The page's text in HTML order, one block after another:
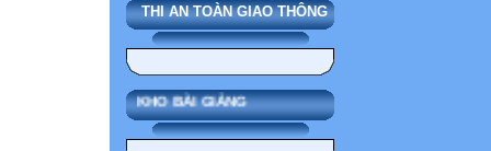
THI AN TOÀN GIAO THÔNG
KHO BÀI GIẢNG